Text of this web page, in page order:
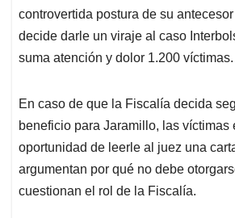
controvertida postura de su
decide darle un viraje al caso
suma atención y dolor 1.200 víctimas.
En caso de que la Fiscalía decida
beneficio para Jaramillo, las víctimas
oportunidad de leerle al juez una
argumentan por qué no debe
cuestionan el rol de la Fiscalía.